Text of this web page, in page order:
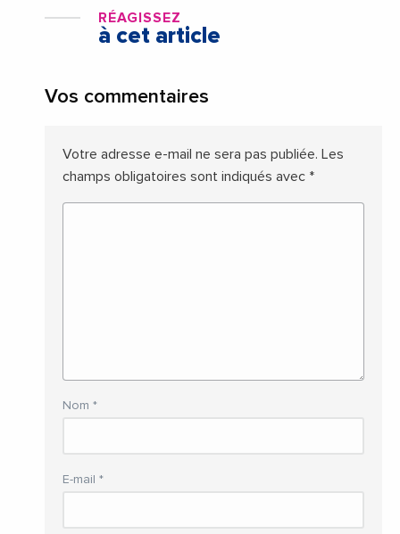
RÉAGISSEZ
à cet article
Vos commentaires
Votre adresse e-mail ne sera pas publiée. Les
champs obligatoires sont indiqués avec *
Nom *
E-mail *